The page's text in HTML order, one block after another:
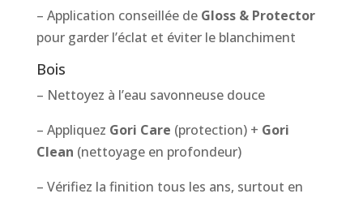
– Application conseillée de Gloss & Protector
pour garder l’éclat et éviter le blanchiment
Bois
– Nettoyez à l’eau savonneuse douce
– Appliquez Gori Care (protection) + Gori
Clean (nettoyage en profondeur)
– Vérifiez la finition tous les ans, surtout en